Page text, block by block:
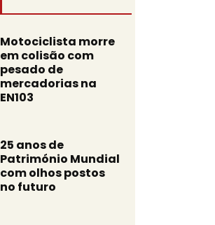
Motociclista morre
em colisão com
pesado de
mercadorias na
EN103
25 anos de
Património Mundial
com olhos postos
no futuro